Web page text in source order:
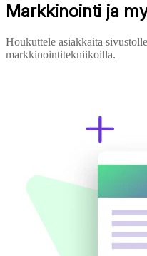
Markkinointi ja
Houkuttele asiakkaita
markkinointitekniikoilla.